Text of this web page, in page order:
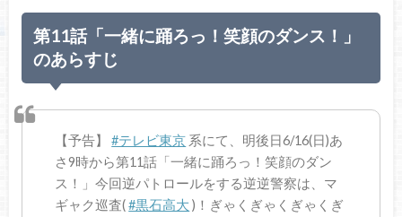
第11話「一緒に踊ろっ！笑顔のダンス！」
のあらすじ
【予告】#テレビ東京 系にて、明後日6/16(日)あ
さ9時から第11話「一緒に踊ろっ！笑顔のダン
ス！」今回逆パトロールをする逆逆警察は、マ
ギャク巡査(#黒石高大 )！ぎゃくぎゃくぎゃくぎ